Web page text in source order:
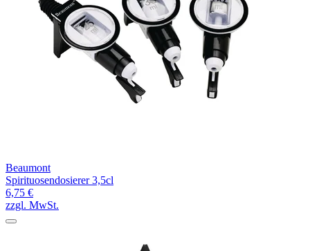
Beaumont
Spirituosendosierer 3,5cl
6,75 €
zzgl. MwSt.